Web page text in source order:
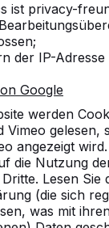
ist privacy-
der IP-
Google
werden
Vimeo gelesen,
angezeigt
die Nutzung
Lesen Sie
(die sich
was mit
-->
Die ideale